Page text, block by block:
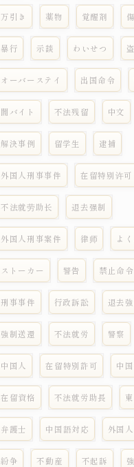
万引き 薬物 覚醒剤
暴行 示談 わいせつ
オーバーステイ 出国命令
闇バイト 不法残留 中文
解決事例 留学生 逮捕
外国人刑事事件 在留特别许可
不法就劳助长 退去强制
外国人刑事案件 律师 よ
ストーカー 警告 禁止命令
刑事事件 行政訴訟 退去
強制送還 不法就労 警察
中国人 在留特別許可 中
在留資格 不法就労助長
弁護士 中国語対応 外国人
紛争 不動産 不起訴